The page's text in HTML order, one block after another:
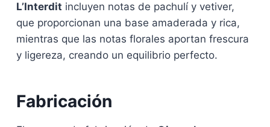
L’Interdit incluyen notas de pachulí y vetiver,
que proporcionan una base amaderada y rica,
mientras que las notas florales aportan frescura
y ligereza, creando un equilibrio perfecto.
Fabricación